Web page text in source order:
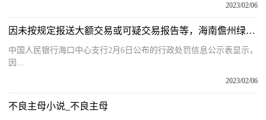
2023/02/06
因未按规定报送大额交易或可疑交易报告等，海南儋州绿色村镇银行被罚款86.3万元
中国人民银行海口中心支行2月6日公布的行政处罚信息公示表显示，
因...
2023/02/06
不良主母小说_不良主母